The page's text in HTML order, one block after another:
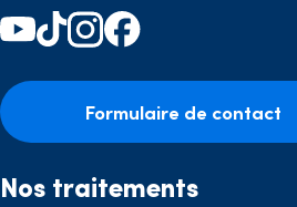
Formulaire de contact
Nos traitements